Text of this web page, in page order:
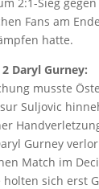
Fans am
hatte.
Daryl Gurney:
musste
Suljovic
Gurney
Match im
holten sich erst